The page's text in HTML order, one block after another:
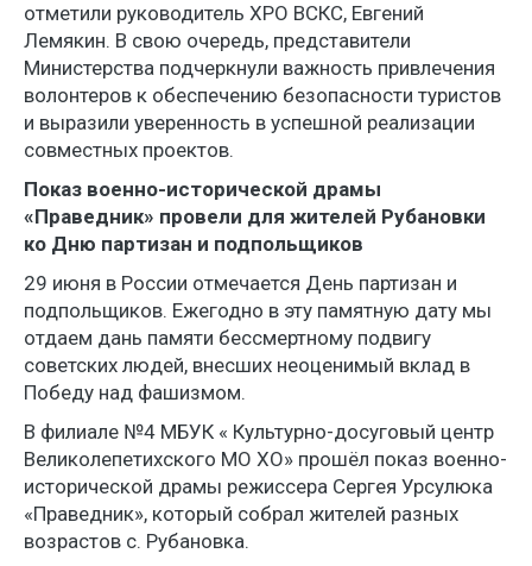
отметили руководитель ХРО ВСКС, Евгений
Лемякин. В свою очередь, представители
Министерства подчеркнули важность привлечения
волонтеров к обеспечению безопасности туристов
и выразили уверенность в успешной реализации
совместных проектов.
Показ военно-исторической драмы
«Праведник» провели для жителей Рубановки
ко Дню партизан и подпольщиков
29 июня в России отмечается День партизан и
подпольщиков. Ежегодно в эту памятную дату мы
отдаем дань памяти бессмертному подвигу
советских людей, внесших неоценимый вклад в
Победу над фашизмом.
В филиале №4 МБУК « Культурно-досуговый центр
Великолепетихского МО ХО» прошёл показ военно-
исторической драмы режиссера Сергея Урсулюка
«Праведник», который собрал жителей разных
возрастов с. Рубановка.